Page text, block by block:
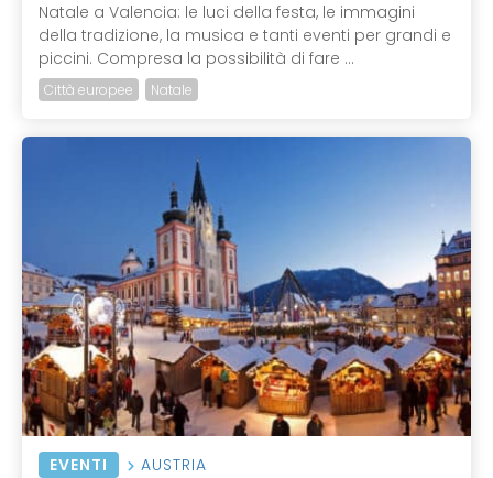
Natale a Valencia: le luci della festa, le immagini
della tradizione, la musica e tanti eventi per grandi e
piccini. Compresa la possibilità di fare ...
Città europee Natale
EVENTI AUSTRIA